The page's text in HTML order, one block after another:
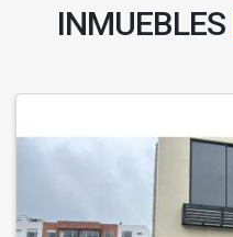
INMUEBLES